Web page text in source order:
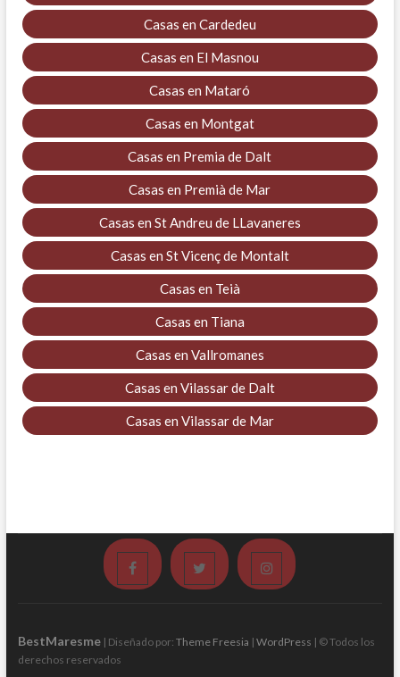
Casas en Cardedeu
Casas en El Masnou
Casas en Mataró
Casas en Montgat
Casas en Premia de Dalt
Casas en Premià de Mar
Casas en St Andreu de LLavaneres
Casas en St Vicenç de Montalt
Casas en Teià
Casas en Tiana
Casas en Vallromanes
Casas en Vilassar de Dalt
Casas en Vilassar de Mar
Facebook Twitter Instagram
BestMaresme| Diseñado por: Theme Freesia | WordPress | © Todos los
derechos reservados